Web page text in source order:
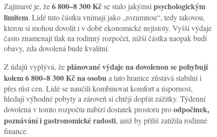
Zajímavé je, že6 800–8 300 Kčse stalo jakýmsi psychologickým
limitem. Lidé tuto částku vnímají jako „rozumnou“, tedy takovou,
kterou si mohou dovolit i v době ekonomické nejistoty. Vyšší výdaje
často znamenají tlak na rodinný rozpočet, nižší částka naopak budí
obavy, zda dovolená bude kvalitní.
Z údajů vyplývá, žeplánované výdaje na dovolenou se pohybují
kolem 6 800–8 300 Kč na osobua tato hranice zůstává stabilní i
přes růst cen. Lidé se naučili kombinovat komfort a úspornost,
hledají výhodné pobyty a zároveň si chtějí dopřát zážitky. Týdenní
dovolená v tomto rozpočtu nabízí dostatek prostoru proodpočinek,
poznávání i gastronomické radosti, aniž by příliš zatížila rodinné
finance.